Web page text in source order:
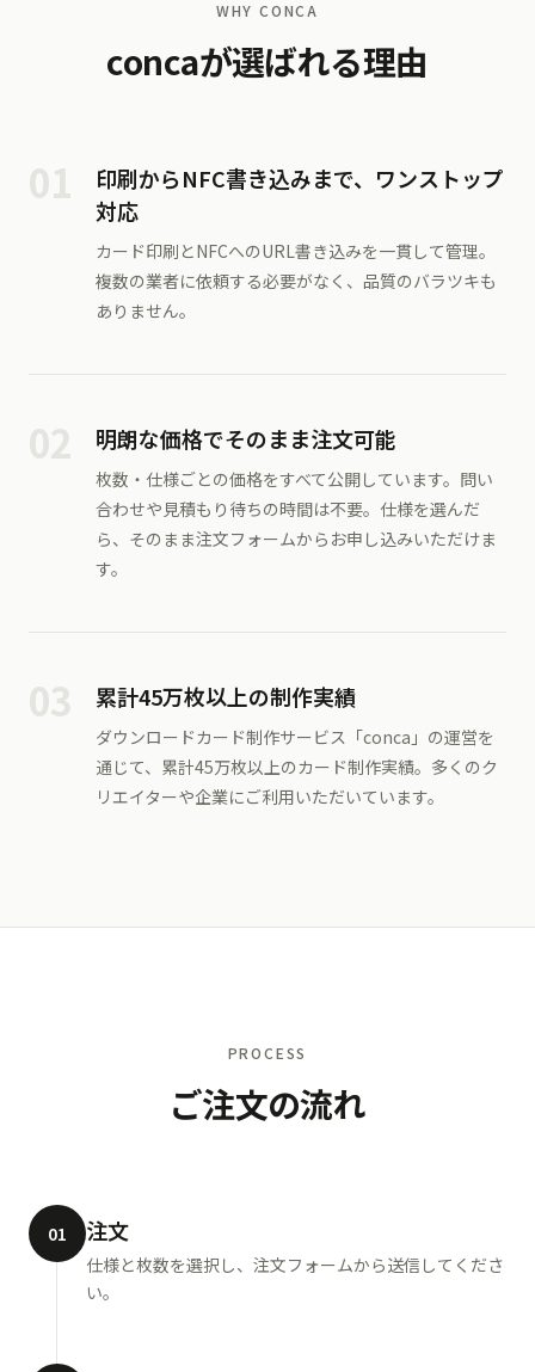
WHY CONCA
concaが選ばれる理由
01
印刷からNFC書き込みまで、ワンストップ
対応
カード印刷とNFCへのURL書き込みを一貫して管理。
複数の業者に依頼する必要がなく、品質のバラツキも
ありません。
02 明朗な価格でそのまま注文可能
枚数・仕様ごとの価格をすべて公開しています。問い
合わせや見積もり待ちの時間は不要。仕様を選んだ
ら、そのまま注文フォームからお申し込みいただけま
す。
03 累計45万枚以上の制作実績
ダウンロードカード制作サービス「conca」の運営を
通じて、累計45万枚以上のカード制作実績。多くのク
リエイターや企業にご利用いただいています。
PROCESS
ご注文の流れ
01 注文
仕様と枚数を選択し、注文フォームから送信してくださ
い。